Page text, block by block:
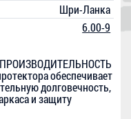
Шри-Ланка
6.00-9
обеспечивает
долговечность,
и защиту